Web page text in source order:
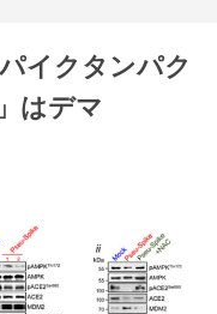
イクタンパク
はデマ